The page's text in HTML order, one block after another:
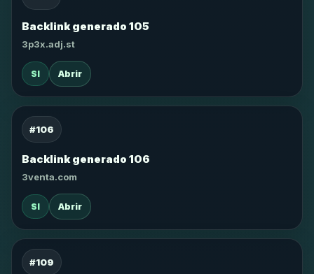
Backlink generado 105
3p3x.adj.st
SI Abrir
#106
Backlink generado 106
3venta.com
SI Abrir
#109